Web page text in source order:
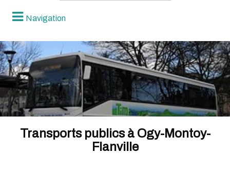
Navigation
Transports publics à Ogy-Montoy-
Flanville